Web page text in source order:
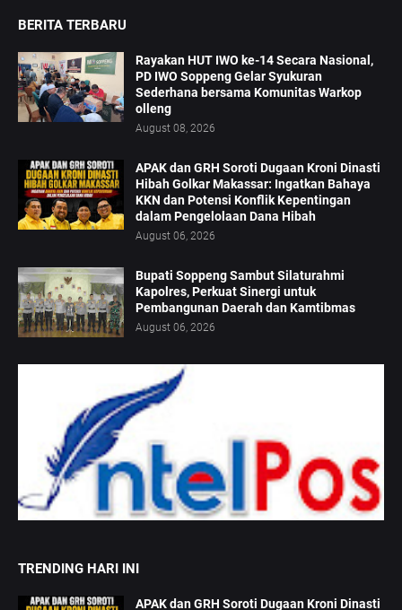
BERITA TERBARU
Rayakan HUT IWO ke-14 Secara Nasional,
PD IWO Soppeng Gelar Syukuran
Sederhana bersama Komunitas Warkop
olleng
August 08, 2026
APAK dan GRH Soroti Dugaan Kroni Dinasti
Hibah Golkar Makassar: Ingatkan Bahaya
KKN dan Potensi Konflik Kepentingan
dalam Pengelolaan Dana Hibah
August 06, 2026
Bupati Soppeng Sambut Silaturahmi
Kapolres, Perkuat Sinergi untuk
Pembangunan Daerah dan Kamtibmas
August 06, 2026
TRENDING HARI INI
APAK dan GRH Soroti Dugaan Kroni Dinasti